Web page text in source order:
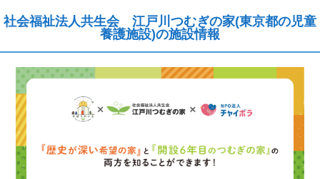
社会福祉法人共生会 江戸川つむぎの家(東京都の児童
養護施設)の施設情報